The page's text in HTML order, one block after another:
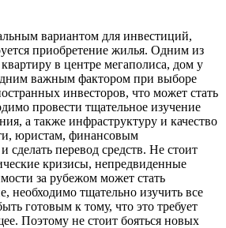
вариантом для инвестиций,
приобретение жилья. Одним из
в центре мегаполиса, дом у
важным фактором при выборе
инвесторов, что может стать
провести тщательное изучение
а также инфраструктуру и качество
юристам, финансовым
перевод средств. Не стоит
кризисы, непредвиденные
за рубежом может стать
тщательно изучить все
готовым к тому, что это требует
Поэтому не стоит бояться новых